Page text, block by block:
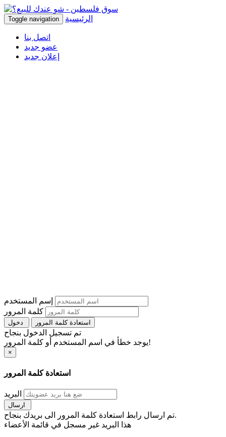
Toggle navigation الرئيسية
اتصل بنا
عضو جديد
إعلان جديد
إسم المستخدم
كلمة المرور
استعادة كلمة المرور
تم تسجيل الدخول بنجاح
يوجد خطأ في اسم المستخدم أو كلمة المرور!
×
استعادة كلمة المرور
البريد
تم ارسال رابط استعادة كلمة المرور الى بريدك بنجاح.
هذا البريد غير مسجل في قائمة الأعضاء